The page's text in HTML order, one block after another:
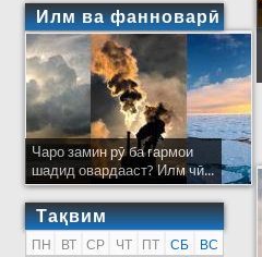
Илм ва фанноварӣ
Чаро замин рӯ ба гармои
шадид овардааст? Илм чӣ...
Тақвим
ПН ВТ СР ЧТ ПТ СБ
ВС